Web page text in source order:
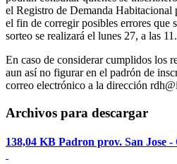
el Registro de Demanda Habitacional
el fin de corregir posibles errores que
sorteo se realizará el lunes 27, a las 11.
En caso de considerar cumplidos los
aun así no figurar en el padrón de
correo electrónico a la dirección
Archivos para descargar
138,04 KB Padron prov. San Jose